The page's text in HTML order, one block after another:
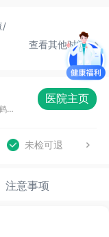
/
查看其他时间
河南省鹤壁市淇滨区鹤淇大道与永定河路交叉口西北角
医院主页
未检可退
注意事项